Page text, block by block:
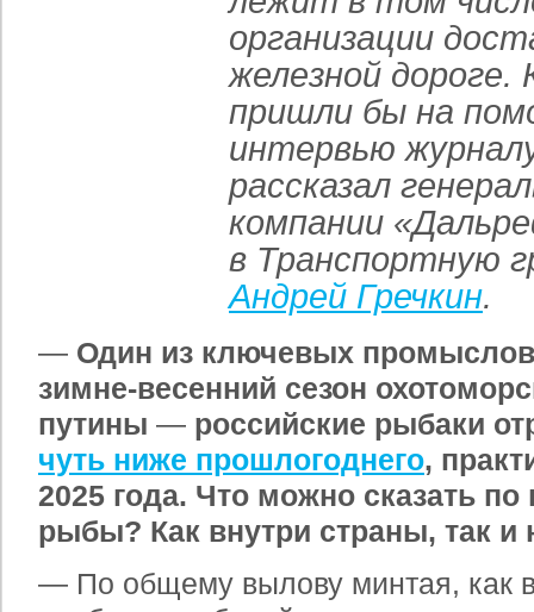
организации
железной дороге.
пришли бы на
интервью
рассказал
компании
в Транспортную
Андрей Гречкин.
— Один из ключевых
зимне-весенний сезон
путины — российские рыбаки
чуть ниже прошлогоднего,
2025 года. Что можно сказать по
рыбы? Как внутри страны, так и
— По общему вылову минтая, как